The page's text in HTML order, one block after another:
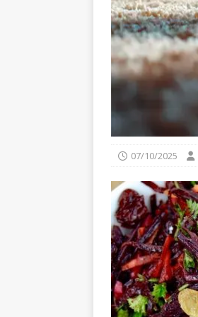
07/10/2025